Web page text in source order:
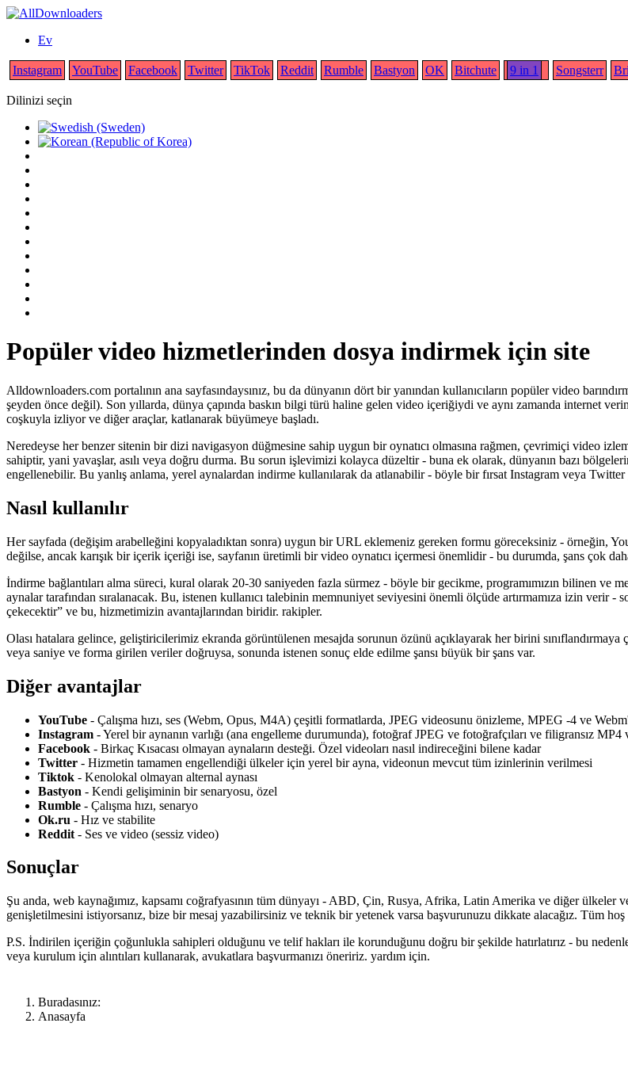
Ev
Instagram YouTube Facebook Twitter TikTok Reddit Rumble Bastyon OK Bitchute 9 in 1 Songsterr
Dilinizi seçin
Popüler video hizmetlerinden dosya indirmek için site
Alldownloaders.com portalının ana sayfasındaysınız, bu da dünyanın dört bir yanından kullanıcıların popüler video
şeyden önce değil). Son yıllarda, dünya çapında baskın bilgi türü haline gelen video içeriğiydi ve aynı zamanda internet
coşkuyla izliyor ve diğer araçlar, katlanarak büyümeye başladı.
Neredeyse her benzer sitenin bir dizi navigasyon düğmesine sahip uygun bir oynatıcı olmasına rağmen, çevrimiçi video
sahiptir, yani yavaşlar, asılı veya doğru durma. Bu sorun işlevimizi kolayca düzeltir - buna ek olarak, dünyanın bazı
engellenebilir. Bu yanlış anlama, yerel aynalardan indirme kullanılarak da atlanabilir - böyle bir fırsat Instagram veya
Nasıl kullanılır
Her sayfada (değişim arabelleğini kopyaladıktan sonra) uygun bir URL eklemeniz gereken formu göreceksiniz - örneğin,
değilse, ancak karışık bir içerik içeriği ise, sayfanın üretimli bir video oynatıcı içermesi önemlidir - bu durumda, şans çok
İndirme bağlantıları alma süreci, kural olarak 20-30 saniyeden fazla sürmez - böyle bir gecikme, programımızın bilinen ve
aynalar tarafından sıralanacak. Bu, istenen kullanıcı talebinin memnuniyet seviyesini önemli ölçüde artırmamıza izin verir -
çekecektir” ve bu, hizmetimizin avantajlarından biridir. rakipler.
Olası hatalara gelince, geliştiricilerimiz ekranda görüntülenen mesajda sorunun özünü açıklayarak her birini
veya saniye ve forma girilen veriler doğruysa, sonunda istenen sonuç elde edilme şansı büyük bir şans var.
Diğer avantajlar
YouTube - Çalışma hızı, ses (Webm, Opus, M4A) çeşitli formatlarda, JPEG videosunu önizleme, MPEG -4 ve
Instagram - Yerel bir aynanın varlığı (ana engelleme durumunda), fotoğraf JPEG ve fotoğrafçıları ve filigransız
Facebook - Birkaç Kısacası olmayan aynaların desteği. Özel videoları nasıl indireceğini bilene kadar
Twitter - Hizmetin tamamen engellendiği ülkeler için yerel bir ayna, videonun mevcut tüm izinlerinin verilmesi
Tiktok - Kenolokal olmayan alternal aynası
Bastyon - Kendi gelişiminin bir senaryosu, özel
Rumble - Çalışma hızı, senaryo
Ok.ru - Hız ve stabilite
Reddit - Ses ve video (sessiz video)
Sonuçlar
Şu anda, web kaynağımız, kapsamı coğrafyasının tüm dünyayı - ABD, Çin, Rusya, Afrika, Latin Amerika ve diğer
genişletilmesini istiyorsanız, bize bir mesaj yazabilirsiniz ve teknik bir yetenek varsa başvurunuzu dikkate alacağız. Tüm
P.S. İndirilen içeriğin çoğunlukla sahipleri olduğunu ve telif hakları ile korunduğunu doğru bir şekilde hatırlatırız - bu
veya kurulum için alıntıları kullanarak, avukatlara başvurmanızı öneririz. yardım için.
Buradasınız:
Anasayfa